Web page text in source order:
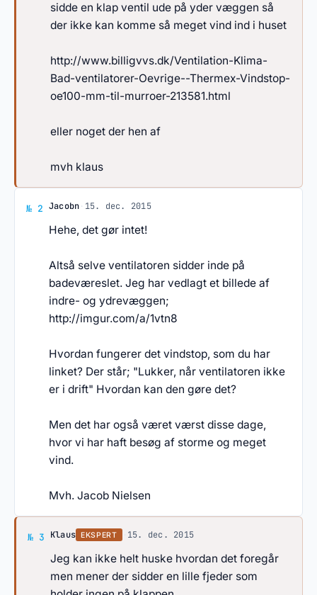
sidde en klap ventil ude på yder væggen så
der ikke kan komme så meget vind ind i huset
http://www.billigvvs.dk/Ventilation-Klima-
Bad-ventilatorer-Oevrige--Thermex-Vindstop-
oe100-mm-til-murroer-213581.html
eller noget der hen af
mvh klaus
№ 2 Svar af Jacobn
Jacobn· 15. dec. 2015
Hehe, det gør intet!
Altså selve ventilatoren sidder inde på
badeværeslet. Jeg har vedlagt et billede af
indre- og ydrevæggen;
http://imgur.com/a/1vtn8
Hvordan fungerer det vindstop, som du har
linket? Der står; "Lukker, når ventilatoren ikke
er i drift" Hvordan kan den gøre det?
Men det har også været værst disse dage,
hvor vi har haft besøg af storme og meget
vind.
Mvh. Jacob Nielsen
№ 3 Svar af Klaus
Klaus EKSPERT 15. dec. 2015
Jeg kan ikke helt huske hvordan det foregår
men mener der sidder en lille fjeder som